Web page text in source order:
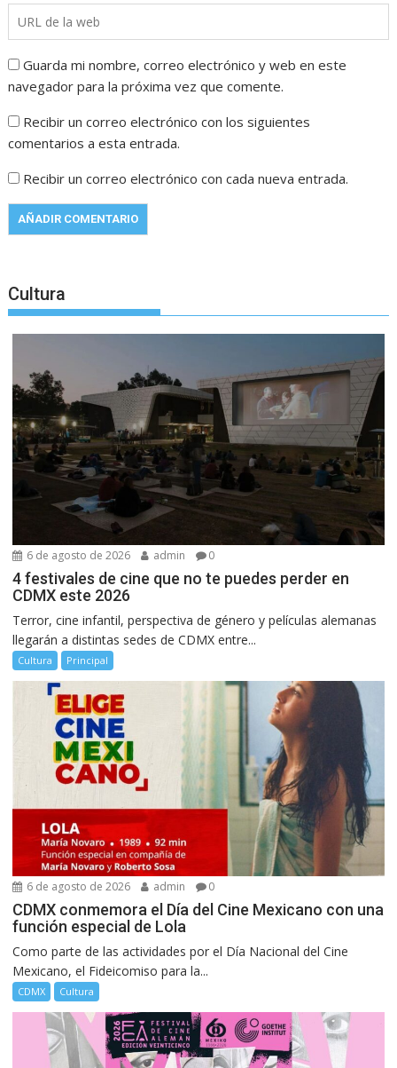
Guarda mi nombre, correo electrónico y web en este
navegador para la próxima vez que comente.
Recibir un correo electrónico con los siguientes
comentarios a esta entrada.
Recibir un correo electrónico con cada nueva entrada.
Cultura
6 de agosto de 2026 admin 0
4 festivales de cine que no te puedes perder en
CDMX este 2026
Terror, cine infantil, perspectiva de género y películas alemanas
llegarán a distintas sedes de CDMX entre...
Cultura Principal
6 de agosto de 2026 admin 0
CDMX conmemora el Día del Cine Mexicano con una
función especial de Lola
Como parte de las actividades por el Día Nacional del Cine
Mexicano, el Fideicomiso para la...
CDMX Cultura